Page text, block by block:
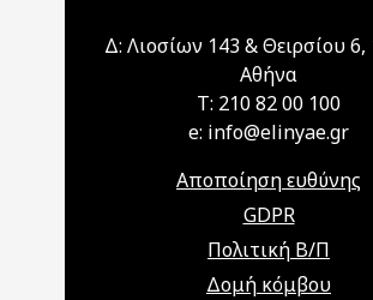
Δ: Λιοσίων 143 & Θειρσίου 6,
Αθήνα
T: 210 82 00 100
e: info@elinyae.gr
Αποποίηση ευθύνης
GDPR
Πολιτική Β/Π
Δομή κόμβου